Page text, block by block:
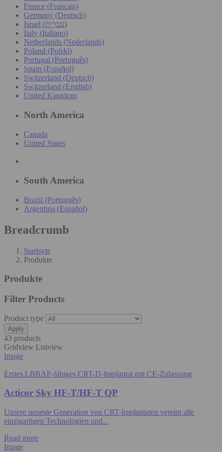
France (Français)
Germany (Deutsch)
Israel (עִברִית)
Italy (Italiano)
Netherlands (Nederlands)
Poland (Polski)
Portugal (Português)
Spain (Español)
Switzerland (Deutsch)
Switzerland (English)
United Kingdom
North America
Canada
United States
South America
Brazil (Português)
Argentina (Español)
Breadcrumb
Startsyte
Produkte
Produkte
Filter Products
Product type
43 products
Gridview Listview
Image
Erstes LBBAP-fähiges CRT-D-Implantat mit CE-Zulassung
Acticor Sky HF-T/HF-T QP
Unsere neueste Generation von CRT-Implantaten vereint alle
einzigartigen Technologien und...
Read more
Image